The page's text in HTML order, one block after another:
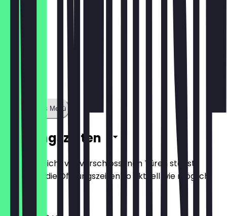
Zeige ganzes Menü
Öffnungszeiten
Damit du nicht vor verschlossenen Türen stehst,
halten wir die Öffnungszeiten so aktuell wie möglich.